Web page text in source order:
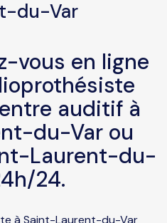
du-Var
vous en ligne
auditif à
du-Var ou
Laurent-du-
24.
à Saint-Laurent-du-Var